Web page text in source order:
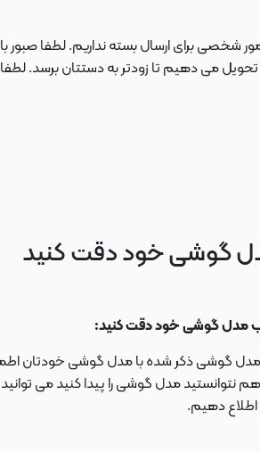
شخصی برای ارسال بسته نداریم. لطفا صبور
دهیم تا زودتر به دستتان برسد. لطفا در
گوشی خود دقت کنید
مدل گوشی خود دقت کنید:
مدل گوشی ذکر شده با مدل گوشی خودتان
نتوانستید مدل گوشی را پیدا کنید می
اطلاع دهیم.